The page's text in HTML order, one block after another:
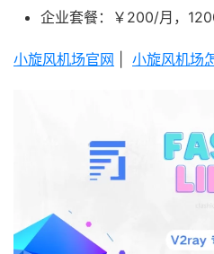
企业套餐：￥200/月，
小旋风机场官网 小旋风机场